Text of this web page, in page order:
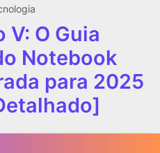
V: O Guia
Notebook
para 2025